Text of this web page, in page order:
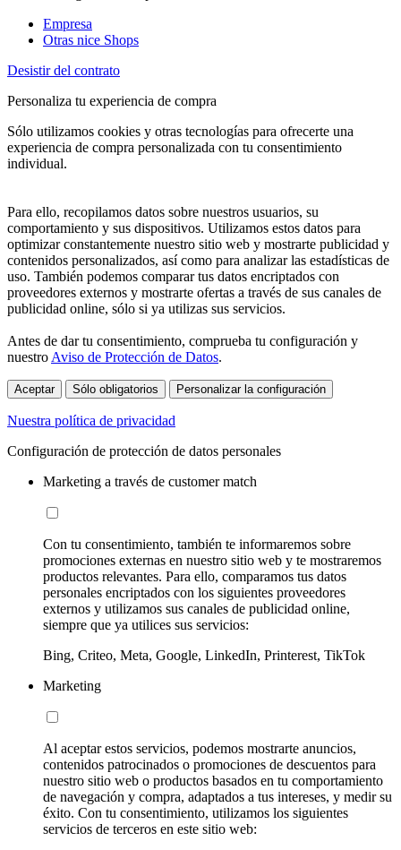
Empresa
Otras nice Shops
Desistir del contrato
Personaliza tu experiencia de compra
Sólo utilizamos cookies y otras tecnologías para ofrecerte una
experiencia de compra personalizada con tu consentimiento
individual.
Para ello, recopilamos datos sobre nuestros usuarios, su
comportamiento y sus dispositivos. Utilizamos estos datos para
optimizar constantemente nuestro sitio web y mostrarte publicidad y
contenidos personalizados, así como para analizar las estadísticas de
uso. También podemos comparar tus datos encriptados con
proveedores externos y mostrarte ofertas a través de sus canales de
publicidad online, sólo si ya utilizas sus servicios.
Antes de dar tu consentimiento, comprueba tu configuración y
nuestro Aviso de Protección de Datos.
Aceptar Sólo obligatorios Personalizar la configuración
Nuestra política de privacidad
Configuración de protección de datos personales
Marketing a través de customer match
Con tu consentimiento, también te informaremos sobre
promociones externas en nuestro sitio web y te mostraremos
productos relevantes. Para ello, comparamos tus datos
personales encriptados con los siguientes proveedores
externos y utilizamos sus canales de publicidad online,
siempre que ya utilices sus servicios:
Bing, Criteo, Meta, Google, LinkedIn, Printerest, TikTok
Marketing
Al aceptar estos servicios, podemos mostrarte anuncios,
contenidos patrocinados o promociones de descuentos para
nuestro sitio web o productos basados en tu comportamiento
de navegación y compra, adaptados a tus intereses, y medir su
éxito. Con tu consentimiento, utilizamos los siguientes
servicios de terceros en este sitio web: